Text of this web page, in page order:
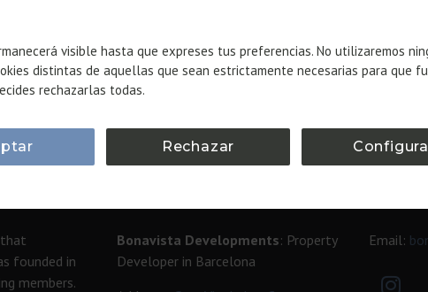
founded in
members.
Bonavista Developments: Property
Developer in Barcelona
Email:
visible hasta que expreses tus preferencias. No utilizaremos
distintas de aquellas que sean estrictamente necesarias para que
rechazarlas todas.
Rechazar